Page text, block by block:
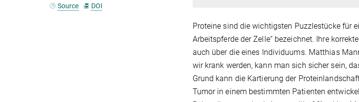
Proteine sind die wichtigsten Puzzlestücke für
Arbeitspferde der Zelle“ bezeichnet. Ihre
auch über die eines Individuums. Matthias
wir krank werden, kann man sich sicher sein,
Grund kann die Kartierung der
Tumor in einem bestimmten Patienten
Source
DOI